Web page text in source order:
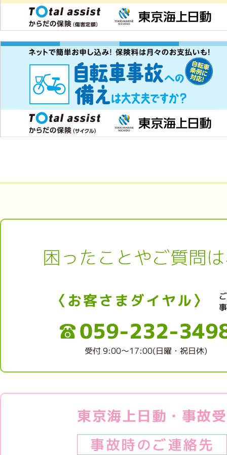
困ったことやご質問
〈お客さまダイヤル〉
059-232-
受付 9:00～17:00(日曜・祝日休)
東京海上日動・事故
事故時のご連絡先